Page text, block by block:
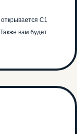
C1
вам будет